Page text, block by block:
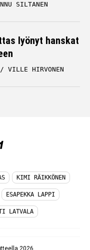
SILTANEN
lyönyt hanskat
VILLE HIRVONEN
KIMI RÄIKKÖNEN
ESAPEKKA LAPPI
LATVALA
2026